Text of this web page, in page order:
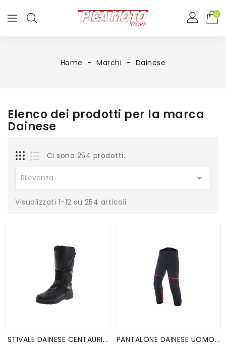
0
Home Marchi Dainese
Elenco dei prodotti per la marca
Dainese
Ci sono 254 prodotti.
Rilevanza 
Visualizzati 1-12 su 254 articoli
STIVALE DAINESE CENTAURI... PANTALONE DAINESE UOMO...